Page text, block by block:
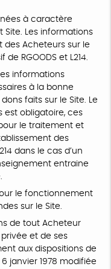
à caractère
Les informations
des Acheteurs sur le
RGOODS et L214.
informations
à la bonne
faits sur le Site. Le
est obligatoire, ces
le traitement et
des
dans le cas d’un
entraine
le fonctionnement
sur le Site.
de tout Acheteur
et de ses
aux dispositions de
janvier 1978 modifiée